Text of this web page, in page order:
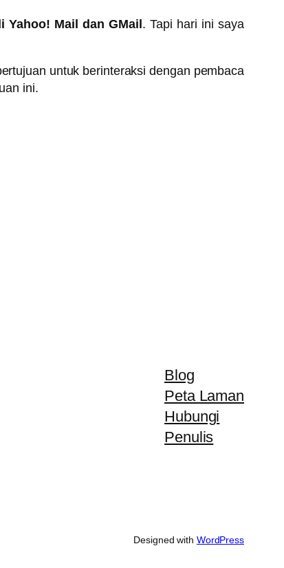
Yahoo! Mail dan GMail . Tapi hari ini saya
untuk berinteraksi dengan pembaca
ini.
Blog
Peta Laman
Hubungi
Penulis
Designed with WordPress